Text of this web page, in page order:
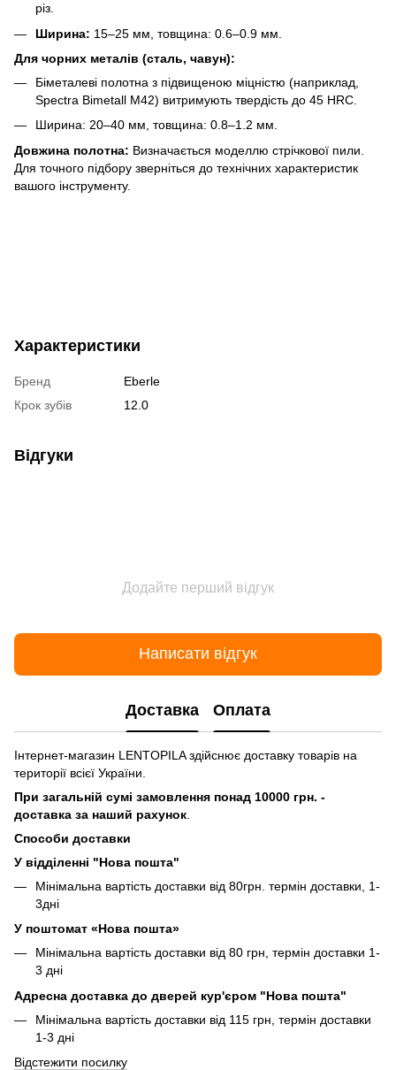
різ.
Ширина: 15–25 мм, товщина: 0.6–0.9 мм.
Для чорних металів (сталь, чавун):
Біметалеві полотна з підвищеною міцністю (наприклад,
Spectra Bimetall M42) витримують твердість до 45 HRC.
Ширина: 20–40 мм, товщина: 0.8–1.2 мм.
Довжина полотна: Визначається моделлю стрічкової пили.
Для точного підбору зверніться до технічних характеристик
вашого інструменту.
Характеристики
Бренд
Eberle
Крок зубів
12.0
Відгуки
Додайте перший відгук
Написати відгук
Доставка Оплата
Інтернет-магазин LENTOPILA здійснює доставку товарів на
території всієї України.
При загальній сумі замовлення понад 10000 грн. -
доставка за наший рахунок
Способи доставки
У відділенні "Нова пошта"
Мінімальна вартість доставки від 80грн. термін доставки, 1-
3дні
У поштомат «Нова пошта»
Мінімальна вартість доставки від 80 грн, термін доставки 1-
3 дні
Адресна доставка до дверей кур'єром "Нова пошта"
Мінімальна вартість доставки від 115 грн, термін доставки
1-3 дні
Відстежити посилку